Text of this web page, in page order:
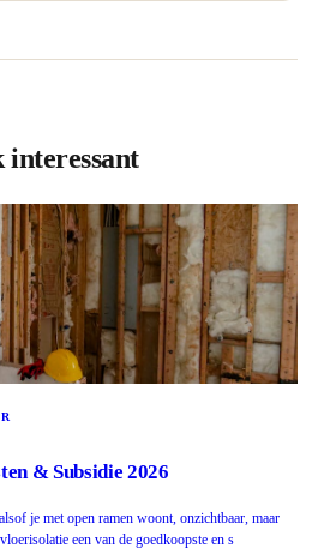
interessant
& Subsidie 2026
je met open ramen woont, onzichtbaar, maar
een van de goedkoopste en s